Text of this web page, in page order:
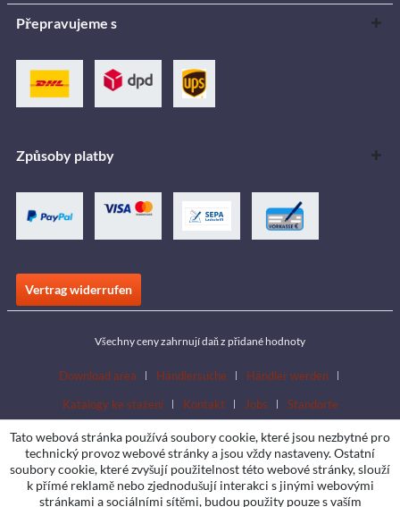
Přepravujeme s
Způsoby platby
Vertrag widerrufen
Všechny ceny zahrnují daň z přidané hodnoty
Download area Händlersuche
Händler werden
Katalogy ke stažení
Kontakt Jobs Standorte
Tato webová stránka používá soubory cookie, které jsou nezbytné pro
technický provoz webové stránky a jsou vždy nastaveny. Ostatní
soubory cookie, které zvyšují použitelnost této webové stránky, slouží
k přímé reklamě nebo zjednodušují interakci s jinými webovými
stránkami a sociálními sítěmi, budou použity pouze s vaším